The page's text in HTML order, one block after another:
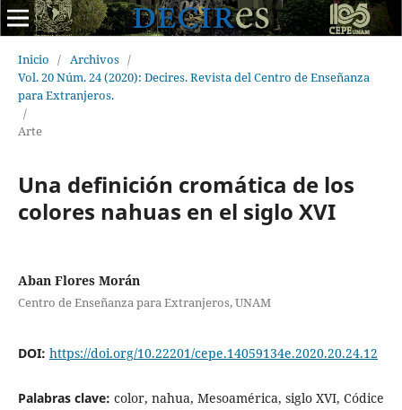
Inicio / Archivos /
Vol. 20 Núm. 24 (2020): Decires. Revista del Centro de Enseñanza
para Extranjeros.
/
Arte
Una definición cromática de los
colores nahuas en el siglo XVI
Aban Flores Morán
Centro de Enseñanza para Extranjeros, UNAM
DOI: https://doi.org/10.22201/cepe.14059134e.2020.20.24.12
Palabras clave: color, nahua, Mesoamérica, siglo XVI, Códice